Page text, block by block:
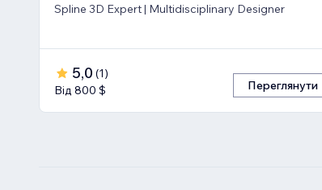
Spline 3D Expert | Multidisciplinary Designer
5,0 (1)
Від 800 $
Переглянути